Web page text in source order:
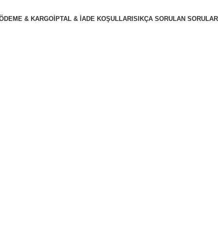
& KARGO İPTAL & İADE KOŞULLARI SIKÇA SORULAN SORULAR